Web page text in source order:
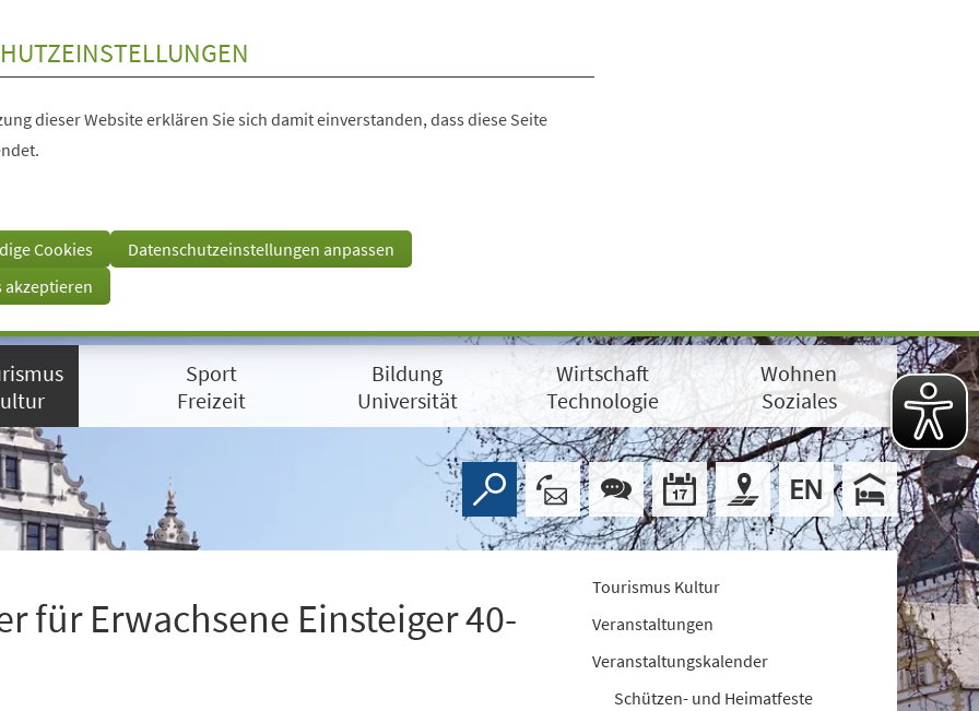
dieser Website erklären Sie sich damit einverstanden, dass diese Seite
Cookies
Datenschutzeinstellungen anpassen
akzeptieren
Sport
Freizeit
Bildung
Universität
Wirtschaft
Technologie
Wohnen
Soziales
für Erwachsene Einsteiger 40-
Tourismus Kultur
Veranstaltungen
Veranstaltungskalender
Schützen- und Heimatfeste